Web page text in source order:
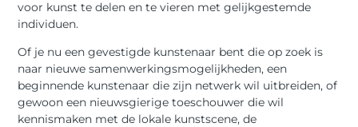
voor kunst te delen en te vieren met gelijkgestemde
individuen.
Of je nu een gevestigde kunstenaar bent die op zoek is
naar nieuwe samenwerkingsmogelijkheden, een
beginnende kunstenaar die zijn netwerk wil uitbreiden, of
gewoon een nieuwsgierige toeschouwer die wil
kennismaken met de lokale kunstscene, de